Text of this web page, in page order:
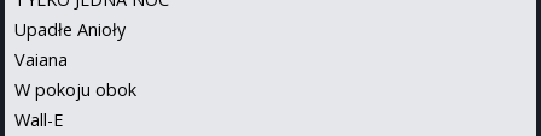
Upadłe Anioły
Vaiana
W pokoju obok
Wall-E